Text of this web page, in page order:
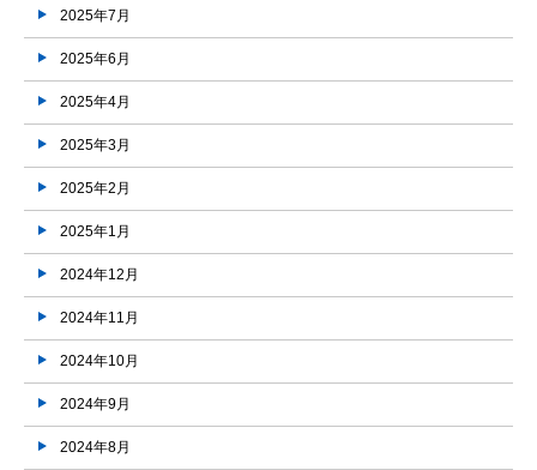
2025年7月
2025年6月
2025年4月
2025年3月
2025年2月
2025年1月
2024年12月
2024年11月
2024年10月
2024年9月
2024年8月